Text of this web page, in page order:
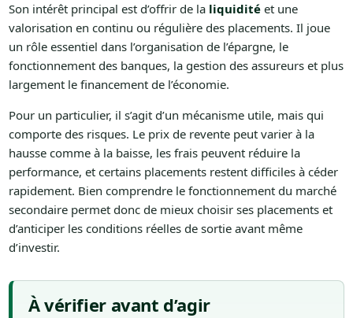
Son intérêt principal est d’offrir de la liquiditéet une
valorisation en continu ou régulière des placements. Il joue
un rôle essentiel dans l’organisation de l’épargne, le
fonctionnement des banques, la gestion des assureurs et plus
largement le financement de l’économie.
Pour un particulier, il s’agit d’un mécanisme utile, mais qui
comporte des risques. Le prix de revente peut varier à la
hausse comme à la baisse, les frais peuvent réduire la
performance, et certains placements restent difficiles à céder
rapidement. Bien comprendre le fonctionnement du marché
secondaire permet donc de mieux choisir ses placements et
d’anticiper les conditions réelles de sortie avant même
d’investir.
À vérifier avant d’agir